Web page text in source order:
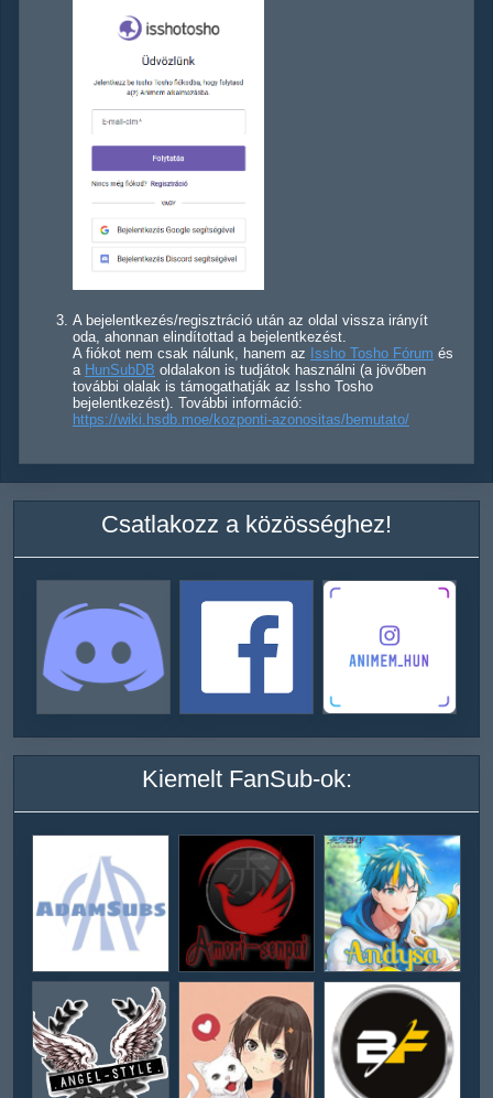
A bejelentkezés/regisztráció után az oldal vissza irányít
oda, ahonnan elindítottad a bejelentkezést.
A fiókot nem csak nálunk, hanem az Issho Tosho Fórum és
a HunSubDB oldalakon is tudjátok használni (a jövőben
további olalak is támogathatják az Issho Tosho
bejelentkezést). További információ:
https://wiki.hsdb.moe/kozponti-azonositas/bemutato/
Csatlakozz a közösséghez!
Kiemelt FanSub-ok: